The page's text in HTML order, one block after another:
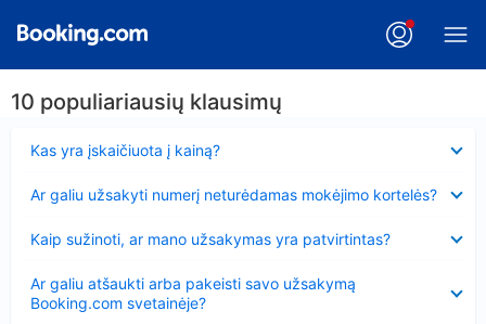
10 populiariausių klausimų
Kas yra įskaičiuota į kainą?
Ar galiu užsakyti numerį neturėdamas mokėjimo kortelės?
Kaip sužinoti, ar mano užsakymas yra patvirtintas?
Ar galiu atšaukti arba pakeisti savo užsakymą
Booking.com svetainėje?